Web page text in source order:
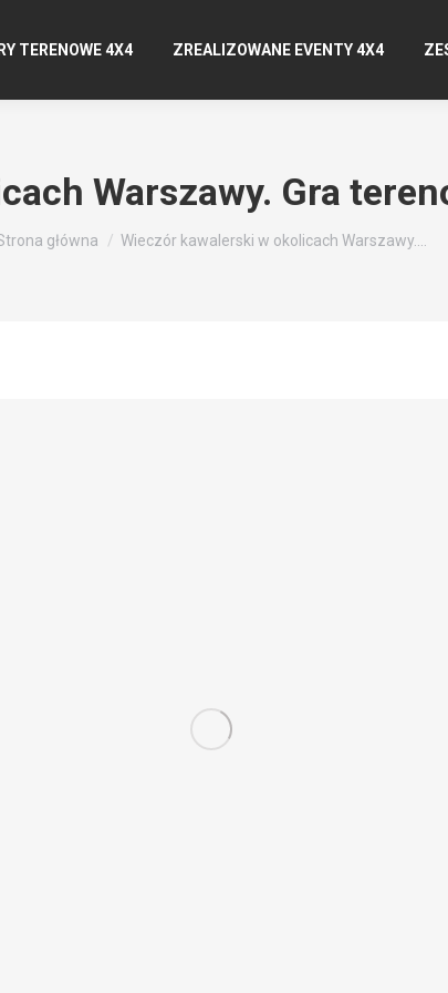
TERENOWE 4X4 ZREALIZOWANE EVENTY 4X4
Warszawy. Gra
tutaj:
główna Wieczór kawalerski w okolicach Warszawy.…